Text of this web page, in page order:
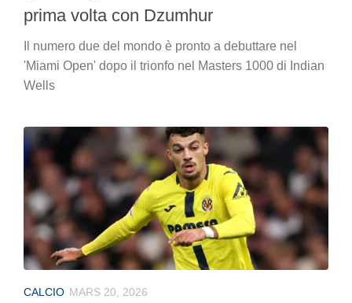
prima volta con Dzumhur
Il numero due del mondo è pronto a debuttare nel
'Miami Open' dopo il trionfo nel Masters 1000 di Indian
Wells
CALCIO MARS 20, 2026